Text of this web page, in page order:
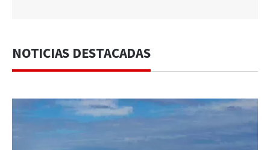
NOTICIAS DESTACADAS